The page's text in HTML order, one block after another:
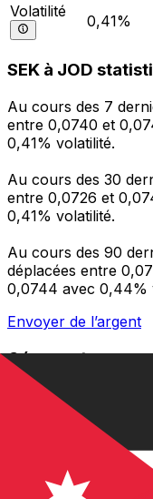
Volatilité
0,41%
SEK à JOD
Au cours des 7
entre 0,0740 et
0,41% volatilité.
Au cours des 30
entre 0,0726 et
0,41% volatilité.
Au cours des 90
déplacées entre
0,0744 avec 0,44%
Envoyer de l’argent
Gérez votre
êtes en
L'application Xe
nécessaires pour
et la gestion de vos
programmez des
l'argent à l'étranger